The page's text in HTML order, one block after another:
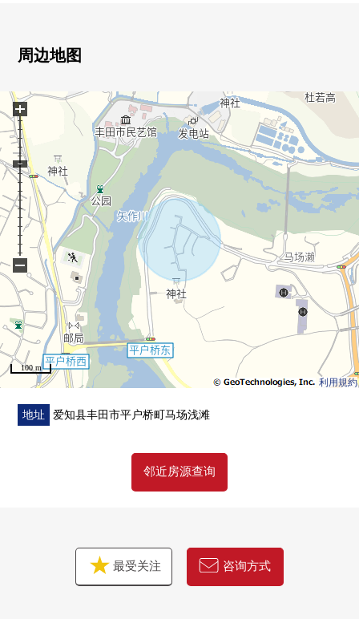
周边地图
利用規約
100 m
+
−
地址 爱知县丰田市平户桥町马场浅滩
邻近房源查询
最受关注 咨询方式